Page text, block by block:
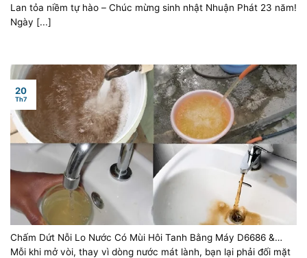
Lan tỏa niềm tự hào – Chúc mừng sinh nhật Nhuận Phát 23 năm!
Ngày [...]
Chấm Dứt Nỗi Lo Nước Có Mùi Hôi Tanh Bằng Máy D6686 &
Ozone
Mỗi khi mở vòi, thay vì dòng nước mát lành, bạn lại phải đối mặt
20
Th7